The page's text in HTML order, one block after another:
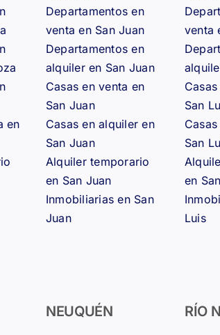
en
Departamentos en
venta en San Juan
Departamentos en
alquiler en San Juan
Casas en venta en
San Juan
Casas en alquiler en
San Juan
Alquiler temporario
en San Juan
Inmobiliarias en San
Juan
venta
San
San
en
Luis
NEUQUÉN RÍO